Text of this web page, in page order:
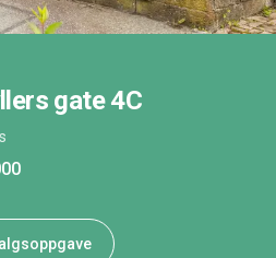
gate 4C